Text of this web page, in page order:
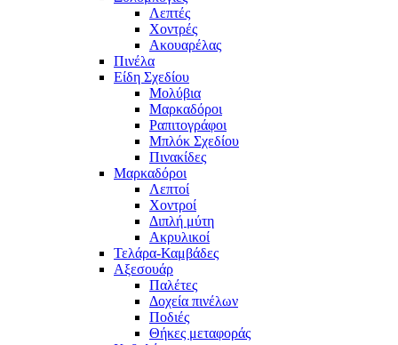
Λεπτές
Χοντρές
Ακουαρέλας
Πινέλα
Είδη Σχεδίου
Μολύβια
Μαρκαδόροι
Ραπιτογράφοι
Μπλόκ Σχεδίου
Πινακίδες
Μαρκαδόροι
Λεπτοί
Χοντροί
Διπλή μύτη
Ακρυλικοί
Τελάρα-Καμβάδες
Αξεσουάρ
Παλέτες
Δοχεία πινέλων
Ποδιές
Θήκες μεταφοράς